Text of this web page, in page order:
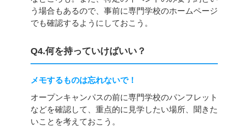
う場合もあるので、事前に専門学校のホームページ
でも確認するようにしておこう。
Q4.何を持っていけばいい？
メモするものは忘れないで！
オープンキャンパスの前に専門学校のパンフレット
などを確認して、重点的に見学したい場所、聞きた
いことを考えておこう。